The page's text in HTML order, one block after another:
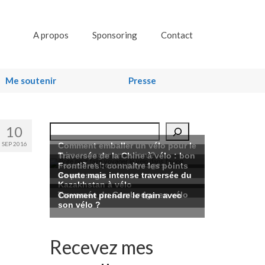
A propos Sponsoring Contact
Me soutenir Presse
10
SEP 2016
Recevez mes